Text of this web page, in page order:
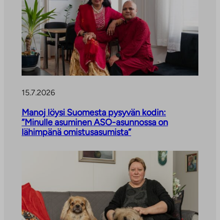
i
v
i
e
u
o
p
u
o
e
15.7.2026
Manoj löysi Suomesta pysyvän kodin:
”Minulle asuminen ASO-asunnossa on
lähimpänä omistusasumista”